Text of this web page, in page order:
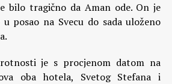
bilo tragično da Aman ode. On je
posao na Svecu do sada uloženo
je s procjenom datom na
oba hotela, Svetog Stefana i